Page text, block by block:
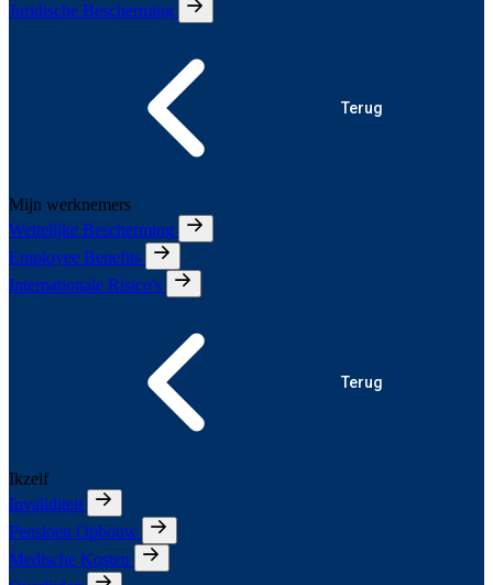
Juridische Bescherming
Terug
Mijn werknemers
Wettelijke Bescherming
Employee Benefits
Internationale Risico's
Terug
Ikzelf
Invaliditeit
Pensioen Opbouw
Medische Kosten